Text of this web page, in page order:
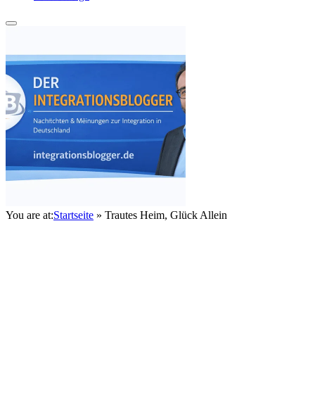
You are at:Startseite » Trautes Heim, Glück Allein